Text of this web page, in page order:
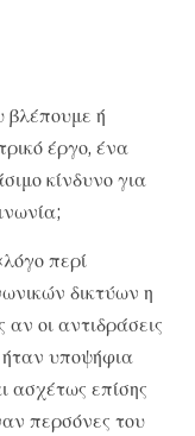
βλέπουμε ή
έργο, ένα
κίνδυνο για
περί
δικτύων η
οι αντιδράσεις
ήταν υποψήφια
ασχέτως επίσης
περσόνες του